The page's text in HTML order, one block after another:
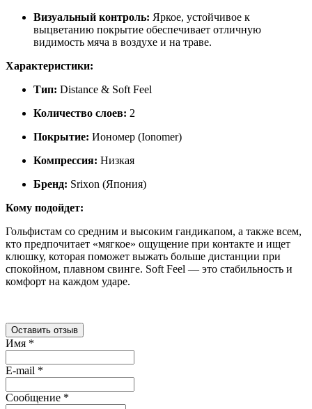
Визуальный контроль: Яркое, устойчивое к
выцветанию покрытие обеспечивает отличную
видимость мяча в воздухе и на траве.
Характеристики:
Тип: Distance & Soft Feel
Количество слоев: 2
Покрытие: Иономер (Ionomer)
Компрессия: Низкая
Бренд: Srixon (Япония)
Кому подойдет:
Гольфистам со средним и высоким гандикапом, а также всем,
кто предпочитает «мягкое» ощущение при контакте и ищет
клюшку, которая поможет выжать больше дистанции при
спокойном, плавном свинге. Soft Feel — это стабильность и
комфорт на каждом ударе.
Оставить отзыв
Имя *
E-mail *
Сообщение *